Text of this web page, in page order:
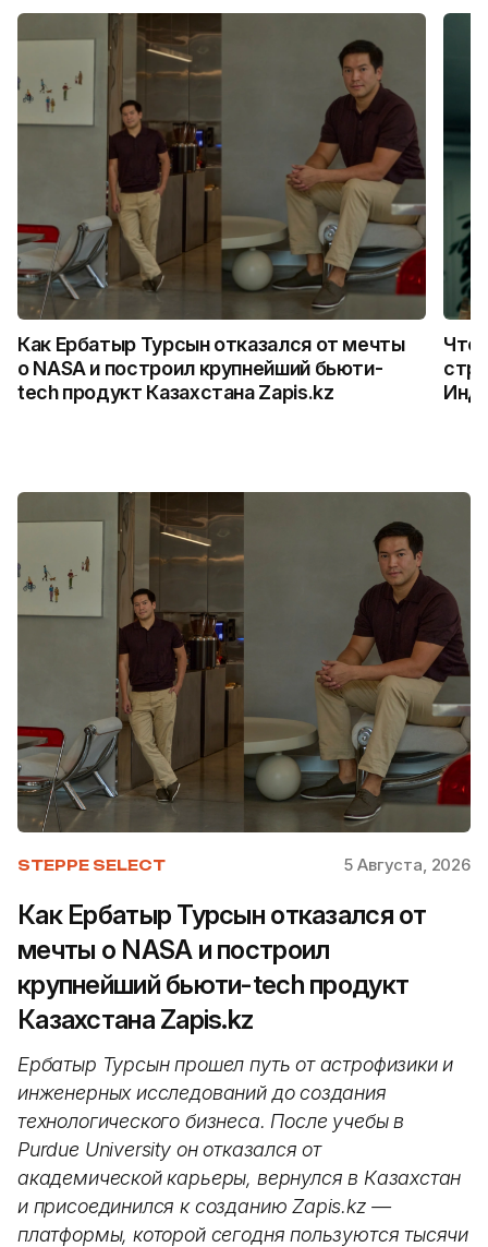
Как Ербатыр Турсын отказался от мечты
о NASA и построил крупнейший бьюти-
tech продукт Казахстана Zapis.kz
Что
STEPPE SELECT 5 Августа, 2026
Как Ербатыр Турсын отказался от
мечты о NASA и построил
крупнейший бьюти-tech продукт
Казахстана Zapis.kz
Ербатыр Турсын прошел путь от астрофизики и
инженерных исследований до создания
технологического бизнеса. После учебы в
Purdue University он отказался от
академической карьеры, вернулся в Казахстан
и присоединился к созданию Zapis.kz —
платформы, которой сегодня пользуются тысячи